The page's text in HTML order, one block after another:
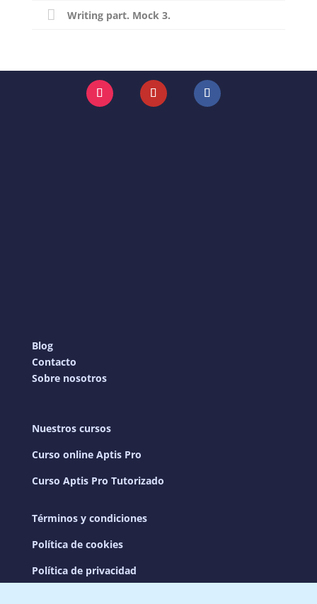
Writing part. Mock 3.
Instagram YouTube Facebook
Blog
Contacto
Sobre nosotros
Nuestros cursos
Curso online Aptis Pro
Curso Aptis Pro Tutorizado
Términos y condiciones
Política de cookies
Política de privacidad